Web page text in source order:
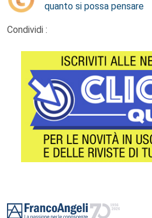
quanto si possa pensare
Condividi :